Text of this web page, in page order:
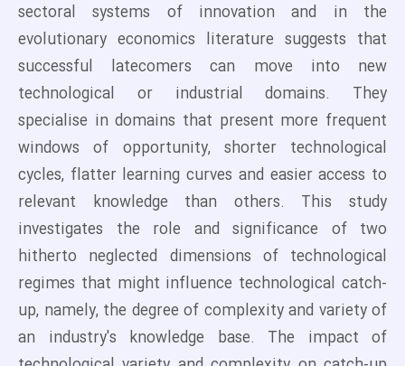
sectoral systems of innovation and in the
evolutionary economics literature suggests that
successful latecomers can move into new
technological or industrial domains. They
specialise in domains that present more frequent
windows of opportunity, shorter technological
cycles, flatter learning curves and easier access to
relevant knowledge than others. This study
investigates the role and significance of two
hitherto neglected dimensions of technological
regimes that might influence technological catch-
up, namely, the degree of complexity and variety of
an industry's knowledge base. The impact of